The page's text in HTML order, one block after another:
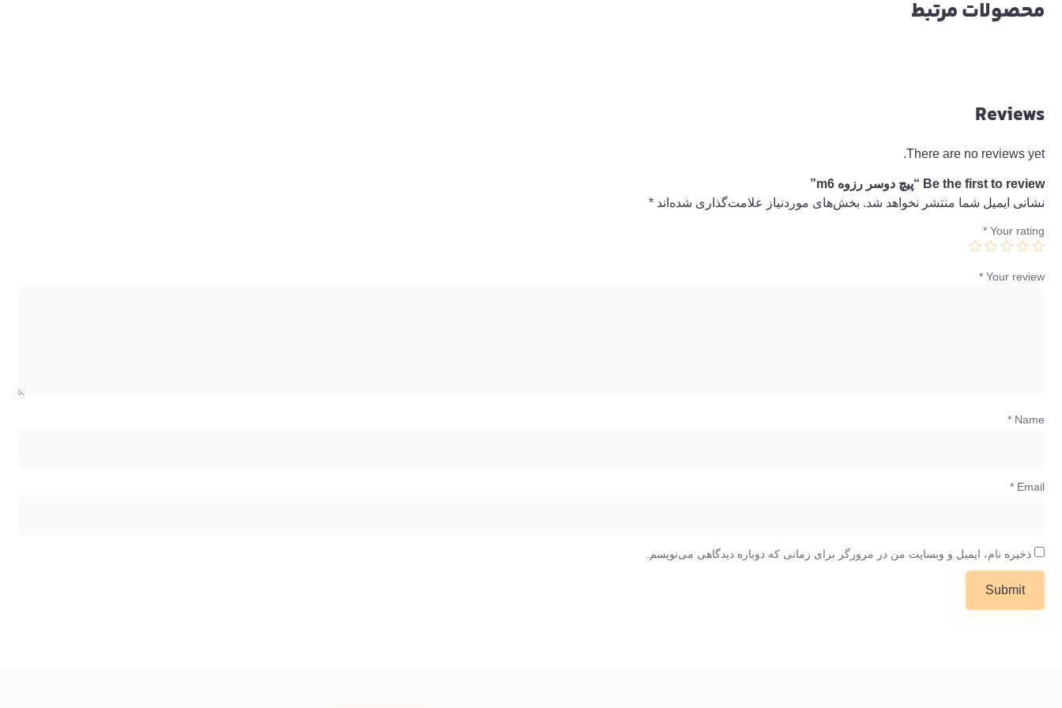
محصولات مرتبط
Reviews
There are no reviews yet.
Be the first to review “پیچ دوسر رزوه m6”
نشانی ایمیل شما منتشر نخواهد شد. بخش‌های موردنیاز علامت‌گذاری شده‌اند *
Your rating
*
Your review
*
Name
*
Email
*
ذخیره نام، ایمیل و وبسایت من در مرورگر برای زمانی که دوباره دیدگاهی می‌نویسم.